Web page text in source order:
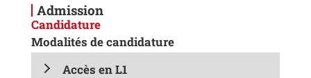
Admission
Candidature
Modalités de candidature
Accès en L1